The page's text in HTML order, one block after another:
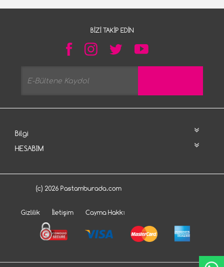
BIZI TAKIP EDIN
Bilgi
HESABIM
(c) 2026 Pastamburada.com
Gizlilik İletişim Cayma Hakkı